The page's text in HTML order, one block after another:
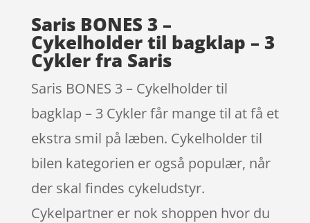
Saris BONES 3 –
Cykelholder til bagklap – 3
Cykler fra Saris
Saris BONES 3 – Cykelholder til
bagklap – 3 Cykler får mange til at få et
ekstra smil på læben. Cykelholder til
bilen kategorien er også populær, når
der skal findes cykeludstyr.
Cykelpartner er nok shoppen hvor du